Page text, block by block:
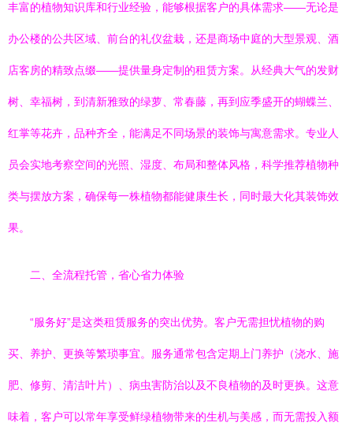
丰富的植物知识库和行业经验，能够根据客户的具体需求——无论是
办公楼的公共区域、前台的礼仪盆栽，还是商场中庭的大型景观、酒
店客房的精致点缀——提供量身定制的租赁方案。从经典大气的发财
树、幸福树，到清新雅致的绿萝、常春藤，再到应季盛开的蝴蝶兰、
红掌等花卉，品种齐全，能满足不同场景的装饰与寓意需求。专业人
员会实地考察空间的光照、湿度、布局和整体风格，科学推荐植物种
类与摆放方案，确保每一株植物都能健康生长，同时最大化其装饰效
果。
二、全流程托管，省心省力体验
“服务好”是这类租赁服务的突出优势。客户无需担忧植物的购
买、养护、更换等繁琐事宜。服务通常包含定期上门养护（浇水、施
肥、修剪、清洁叶片）、病虫害防治以及不良植物的及时更换。这意
味着，客户可以常年享受鲜绿植物带来的生机与美感，而无需投入额